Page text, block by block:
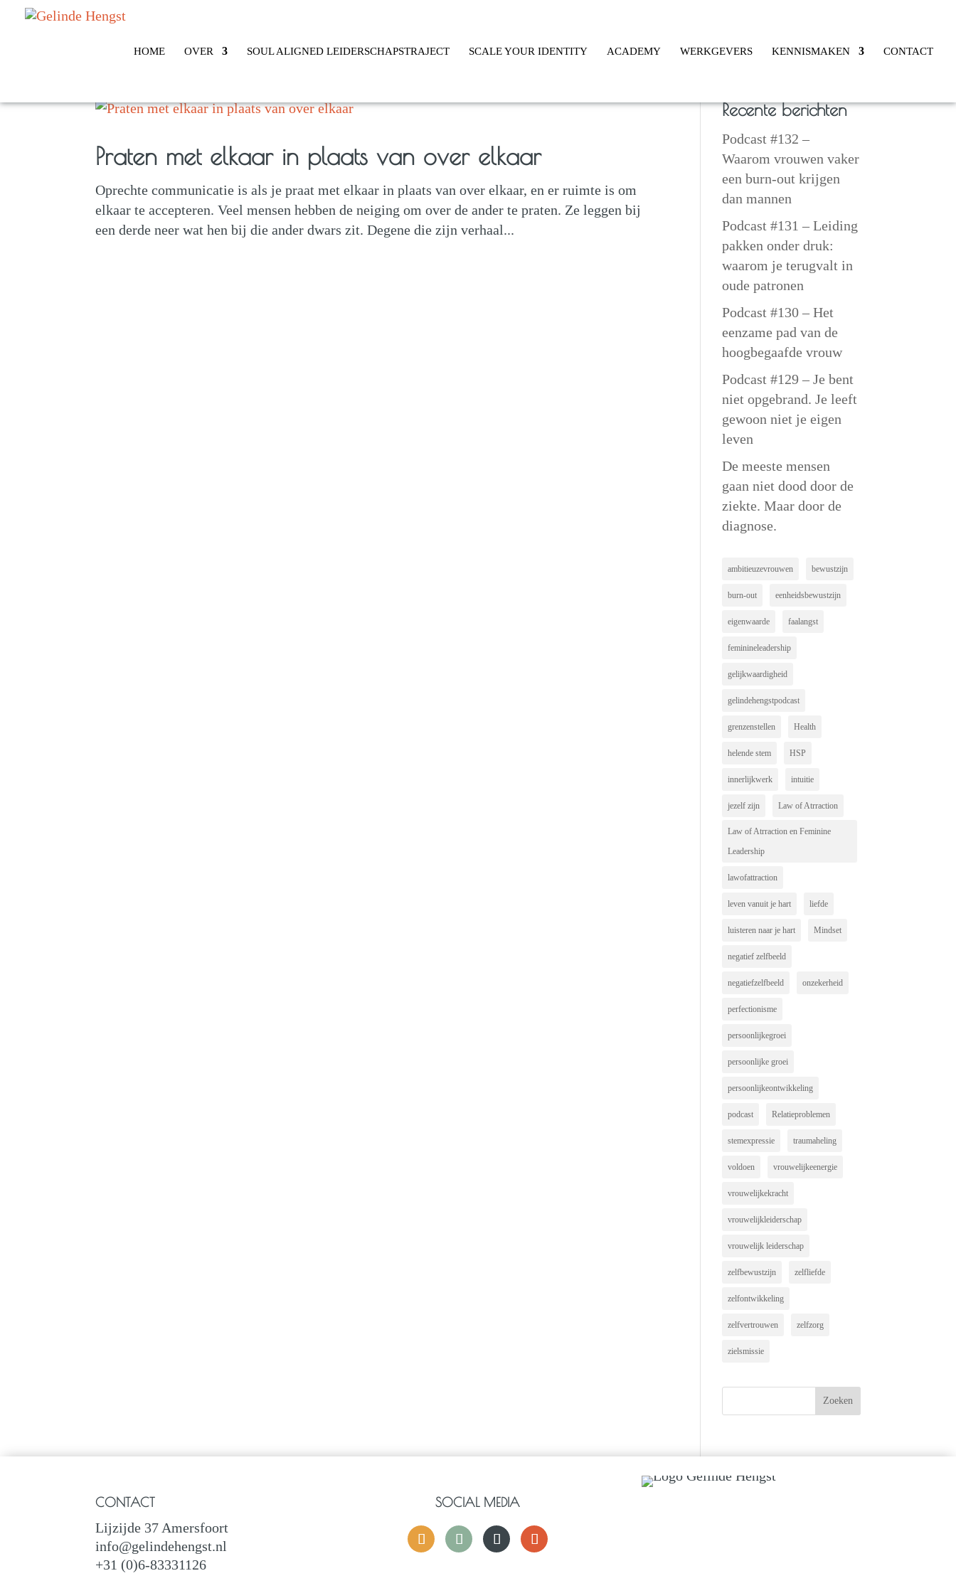
HOME OVER SOUL ALIGNED LEIDERSCHAPSTRAJECT SCALE YOUR IDENTITY ACADEMY WERKGEVERS KENNISMAKEN CONTACT
Praten met elkaar in plaats van over elkaar
Oprechte communicatie is als je praat met elkaar in plaats van over elkaar, en er ruimte is om
elkaar te accepteren. Veel mensen hebben de neiging om over de ander te praten. Ze leggen bij
een derde neer wat hen bij die ander dwars zit. Degene die zijn verhaal...
Recente berichten
Podcast #132 –
Waarom vrouwen vaker
een burn-out krijgen
dan mannen
Podcast #131 – Leiding
pakken onder druk:
waarom je terugvalt in
oude patronen
Podcast #130 – Het
eenzame pad van de
hoogbegaafde vrouw
Podcast #129 – Je bent
niet opgebrand. Je leeft
gewoon niet je eigen
leven
De meeste mensen
gaan niet dood door de
ziekte. Maar door de
diagnose.
ambitieuzevrouwen bewustzijn
burn-out eenheidsbewustzijn
eigenwaarde faalangst
feminineleadership
gelijkwaardigheid
gelindehengstpodcast
grenzenstellen Health
helende stem HSP
innerlijkwerk intuitie
jezelf zijn Law of Atrraction
Law of Atrraction en Feminine
Leadership
lawofattraction
leven vanuit je hart liefde
luisteren naar je hart Mindset
negatief zelfbeeld
negatiefzelfbeeld onzekerheid
perfectionisme
persoonlijkegroei
persoonlijke groei
persoonlijkeontwikkeling
podcast Relatieproblemen
stemexpressie traumaheling
voldoen vrouwelijkeenergie
vrouwelijkekracht
vrouwelijkleiderschap
vrouwelijk leiderschap
zelfbewustzijn zelfliefde
zelfontwikkeling
zelfvertrouwen zelfzorg
zielsmissie
CONTACT
Lijzijde 37 Amersfoort
info@gelindehengst.nl
+31 (0)6-83331126
SOCIAL MEDIA